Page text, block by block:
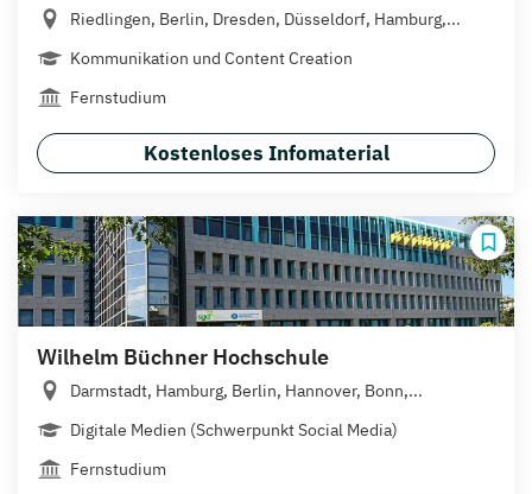
Riedlingen, Berlin, Dresden, Düsseldorf, Hamburg,...
Kommunikation und Content Creation
Fernstudium
Kostenloses Infomaterial
Wilhelm Büchner Hochschule
Darmstadt, Hamburg, Berlin, Hannover, Bonn,...
Digitale Medien (Schwerpunkt Social Media)
Fernstudium